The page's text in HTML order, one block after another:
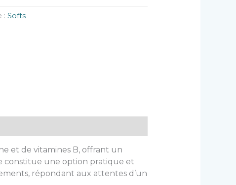
:Softs
et de vitamines B, offrant un
constitue une option pratique et
répondant aux attentes d’un